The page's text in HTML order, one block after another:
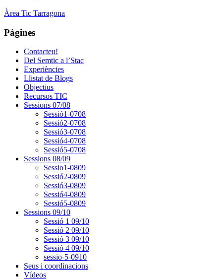
Àrea Tic Tarragona
Pàgines
Contacteu!
Del Semtic a l’Stac
Experiències
Llistat de Blogs
Objectius
Recursos TIC
Sessions 07/08
Sessió1-0708
Sessió2-0708
Sessió3-0708
Sessió4-0708
Sessió5-0708
Sessions 08/09
Sessio1-0809
Sessió2-0809
Sessió3-0809
Sessió4-0809
Sessió5-0809
Sessions 09/10
Sessió 1 09/10
Sessió 2 09/10
Sessió 3 09/10
Sessió 4 09/10
sessio-5-0910
Seus i coordinacions
Vídeos